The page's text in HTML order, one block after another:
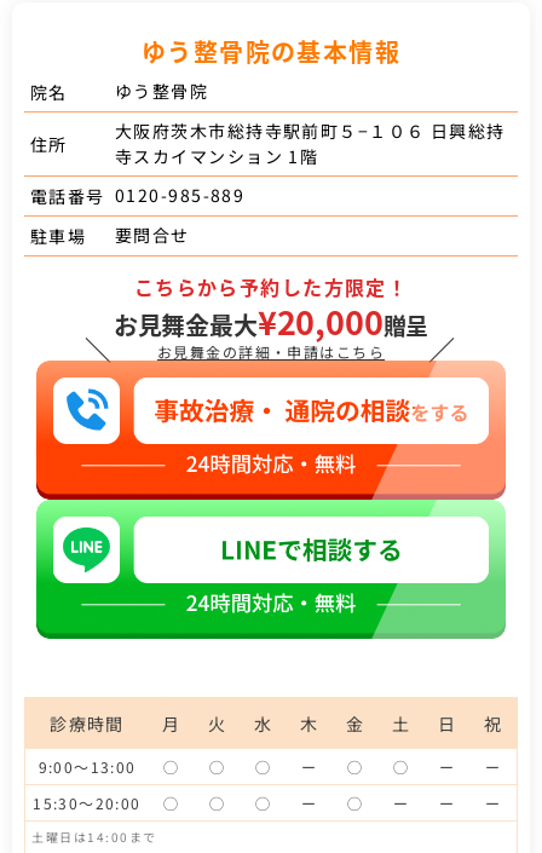
ゆう整骨院の基本情報
院名 ゆう整骨院
住所
大阪府茨木市総持寺駅前町５−１０６ 日興総持
寺スカイマンション 1階
電話番号 0120-985-889
駐車場
要問合せ
＼
こちらから予約した方限定！
お見舞金最大¥20,000贈呈
お見舞金の詳細・申請はこちら ／
診療時間 月 火 水 木 金 土 日 祝
9:00～13:00 ◯ ◯ ◯ ー ◯ ◯ ー
ー
15:30～20:00
◯ ◯ ◯ ー ◯ ー ー ー
土曜日は14:00まで